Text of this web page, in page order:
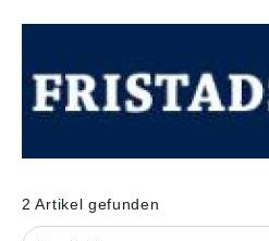
2 Artikel gefunden